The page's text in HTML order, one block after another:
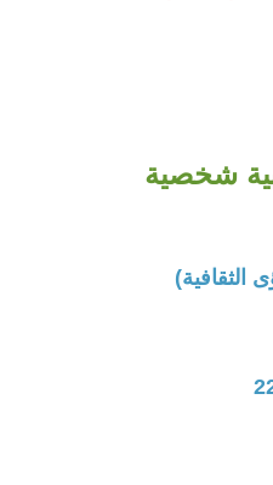
شخصية
الثقافية)